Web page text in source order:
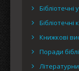
Бібліотечні
Бібліотечні
Книжкові
Поради